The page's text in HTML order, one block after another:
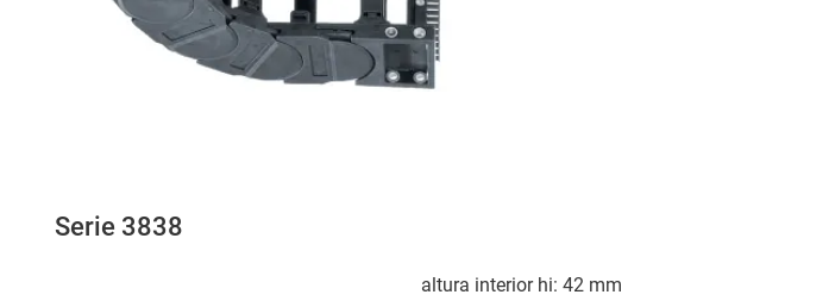
Serie 3838
altura interior hi: 42 mm